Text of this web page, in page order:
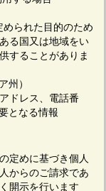
られた目的のため
る国又は地域をい
することがありま
州）
ドレス、電話番
となる情報
定めに基づき個人
からのご請求であ
開示を行います